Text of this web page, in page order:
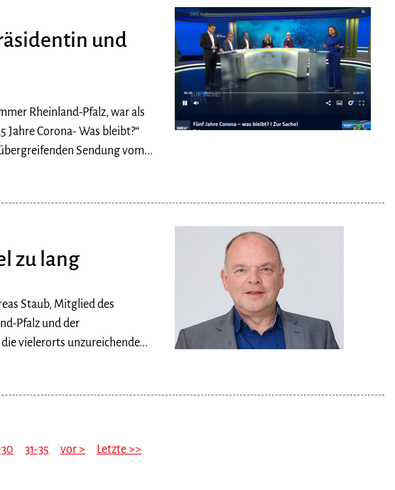
und
Rheinland-Pfalz, war als
Jahre Corona- Was bleibt?“
Sendung vom...
zu lang
Staub, Mitglied des
Pfalz und der
vielerorts unzureichende...
31-35 vor > Letzte >>